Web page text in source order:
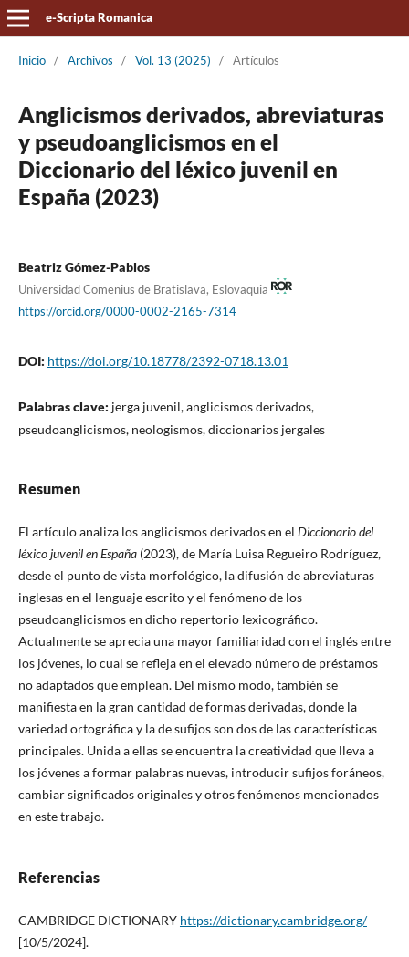
e-Scripta Romanica
Inicio / Archivos / Vol. 13 (2025) / Artículos
Anglicismos derivados, abreviaturas
y pseudoanglicismos en el
Diccionario del léxico juvenil en
España (2023)
Beatriz Gómez-Pablos
Universidad Comenius de Bratislava, Eslovaquia
https://orcid.org/0000-0002-2165-7314
DOI: https://doi.org/10.18778/2392-0718.13.01
Palabras clave: jerga juvenil, anglicismos derivados,
pseudoanglicismos, neologismos, diccionarios jergales
Resumen
El artículo analiza los anglicismos derivados en el Diccionario del
léxico juvenil en España(2023), de María Luisa Regueiro Rodríguez,
desde el punto de vista morfológico, la difusión de abreviaturas
inglesas en el lenguaje escrito y el fenómeno de los
pseudoanglicismos en dicho repertorio lexicográfico.
Actualmente se aprecia una mayor familiaridad con el inglés entre
los jóvenes, lo cual se refleja en el elevado número de préstamos
no adaptados que emplean. Del mismo modo, también se
manifiesta en la gran cantidad de formas derivadas, donde la
variedad ortográfica y la de sufijos son dos de las características
principales. Unida a ellas se encuentra la creatividad que lleva a
los jóvenes a formar palabras nuevas, introducir sufijos foráneos,
cambiar significados originales y otros fenómenos mencionados
en este trabajo.
Referencias
CAMBRIDGE DICTIONARY https://dictionary.cambridge.org/
[10/5/2024].